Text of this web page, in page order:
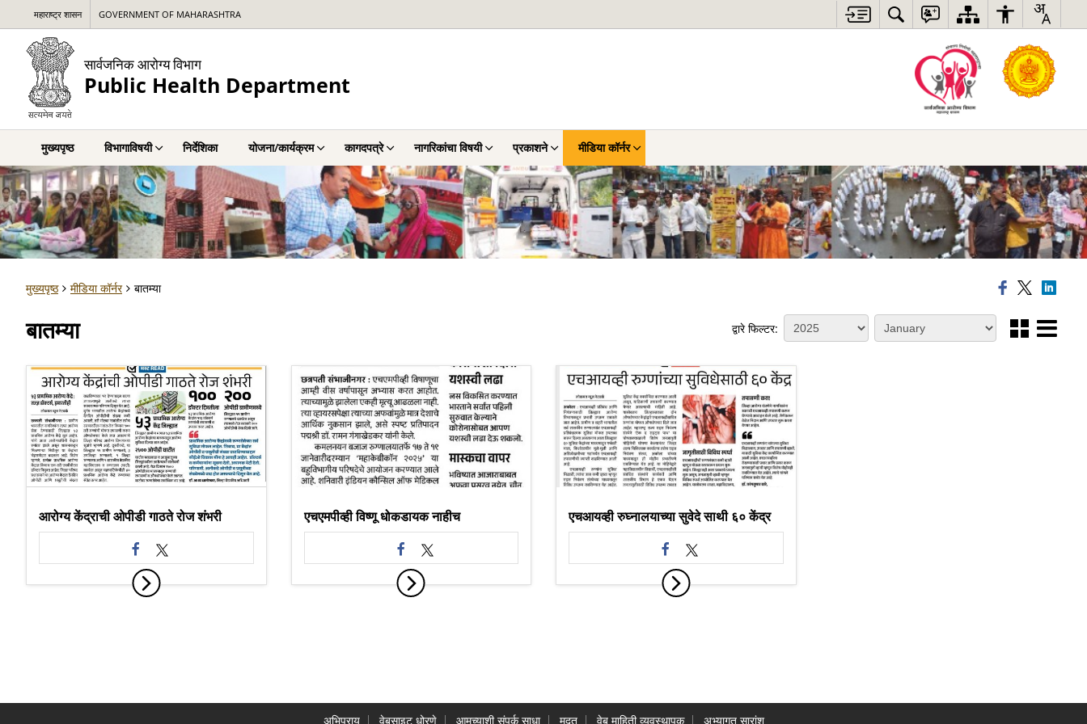
महाराष्ट्र शासन GOVERNMENT OF MAHARASHTRA
सार्वजनिक आरोग्य विभाग
Public Health Department
मुख्यपृष्ठ विभागाविषयी निर्देशिका योजना/कार्यक्रम कागदपत्रे नागरिकांचा विषयी प्रकाशने मीडिया कॉर्नर
मुख्यपृष्ठ मीडिया कॉर्नर बातम्या
बातम्या द्वारे फिल्टर:
आरोग्य केंद्राची ओपीडी गाठते रोज शंभरी एचएमपीव्ही विष्णू धोकडायक नाहीच एचआयव्ही रुघ्नालयाच्या सुवेदे साथी ६० केंद्र
अभिप्राय वेबसाइट धोरणे आमच्याशी संपर्क साधा मदत वेब माहिती व्यवस्थापक अभ्यागत सारांश